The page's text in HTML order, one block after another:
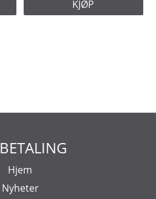
KJØP
Hjem
Nyheter